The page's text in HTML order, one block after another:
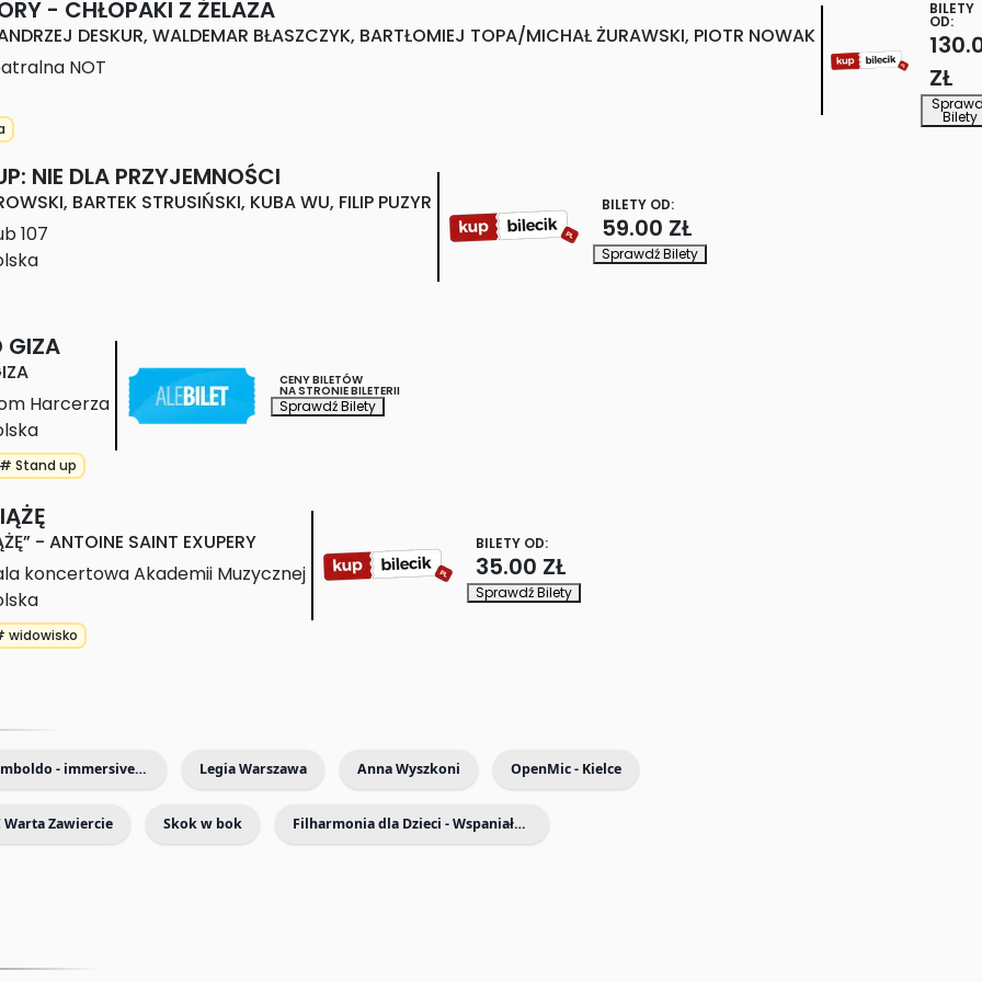
"Baczyński"
-
muzyczna
opowieść
o
poecie,
który
kochał,
tworzył
wojny
Ponad
Chmurami
- CHŁOPAKI Z ŻELAZA
DESKUR, WALDEMAR BŁASZCZYK, BARTŁOMIEJ TOPA/MICHAŁ ŻURAWSKI, PIOTR NOWAK
NOT
BILETY
OD:
ZŁ
Bilety
NIE DLA PRZYJEMNOŚCI
BARTEK STRUSIŃSKI, KUBA WU, FILIP PUZYR
107
BILETY OD:
59.00 ZŁ
Sprawdź Bilety
GIZA
Harcerza
# Stand up
CENY BILETÓW
NA STRONIE BILETERII
Sprawdź Bilety
- ANTOINE SAINT EXUPERY
koncertowa Akademii Muzycznej
widowisko
BILETY OD:
35.00 ZŁ
Sprawdź Bilety
Vivaldi & Arcimboldo - immersive exhibition with live music Legia Warszawa Anna Wyszkoni OpenMic - Kielce
Warta Zawiercie Skok w bok Filharmonia dla Dzieci - Wspaniałe koncerty dla Dzieci i Rodziców